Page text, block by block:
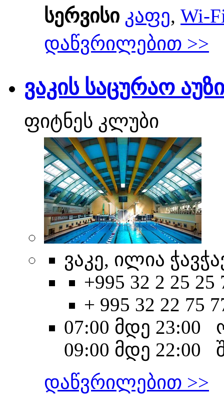
სერვისი კაფე, Wi-
დაწვრილებით >>
ვაკის საცურაო
ფიტნეს კლუბი
ვაკე, ილია
+995 32 2 25 25
+ 995 32 22 75
07:00 მდე 23:00
09:00 მდე 22:00
დაწვრილებით >>